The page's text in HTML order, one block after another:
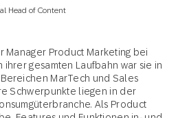
Head of Content
Manager Product Marketing bei
ihrer gesamten Laufbahn war sie in
MarTech und Sales
Schwerpunkte liegen in der
Als Product